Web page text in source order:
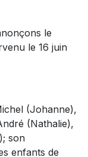
le
le 16 juin
(Johanne),
(Nathalie),
son
enfants de